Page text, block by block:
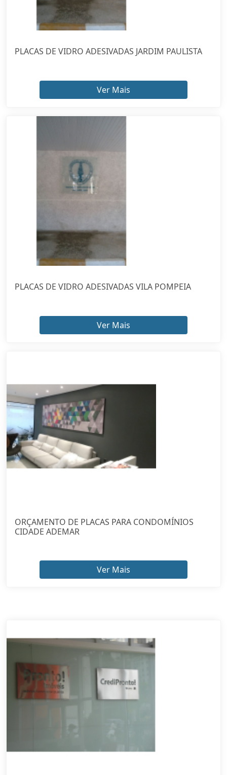
PLACAS DE VIDRO ADESIVADAS JARDIM PAULISTA
Ver Mais
PLACAS DE VIDRO ADESIVADAS VILA POMPEIA
Ver Mais
ORÇAMENTO DE PLACAS PARA CONDOMÍNIOS
CIDADE ADEMAR
Ver Mais